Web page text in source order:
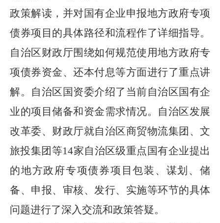
政策解读， 并对国有企业申报地方政府专项
债券项目的具体路径和流程作了详细指导。
自治区财政厅围绕如何规范使用地方政府专
项债券资金、还本付息等方面进行了重点讲
解。自治区国资委介绍了 当前 自治区国有企
业的项目储备和资金需求情况。自治区发展
改革委、财政厅就自治区商贸物流集团、文
旅投集团等14家自治区级重点国有企业提出
的地方政府专项债券项目包装、谋划、储
备、申报、审核、发行、实施等环节的具体
问题进行了深入交流和政策答疑。